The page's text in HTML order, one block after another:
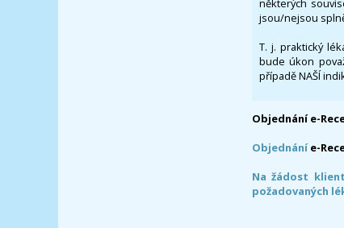
některých
jsou/nejsou
T. j. praktický
bude úkon
případě NAŠÍ
Objednání e-
Objednáníe-
Na žádost
požadovaných